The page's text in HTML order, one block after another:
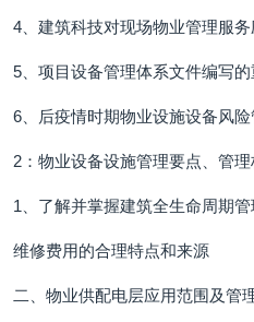
4、建筑科技对现场物业管理服
5、项目设备管理体系文件编写
6、后疫情时期物业设施设备风
2：物业设备设施管理要点、管
1、了解并掌握建筑全生命周期
维修费用的合理特点和来源
二、物业供配电层应用范围及管